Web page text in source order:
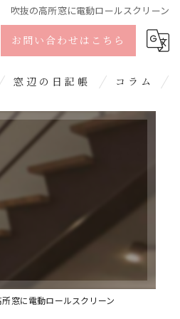
吹抜の高所窓に電動ロールスクリーン
お問い合わせはこちら
窓辺の日記帳 コラム
窓に電動ロールスクリーン